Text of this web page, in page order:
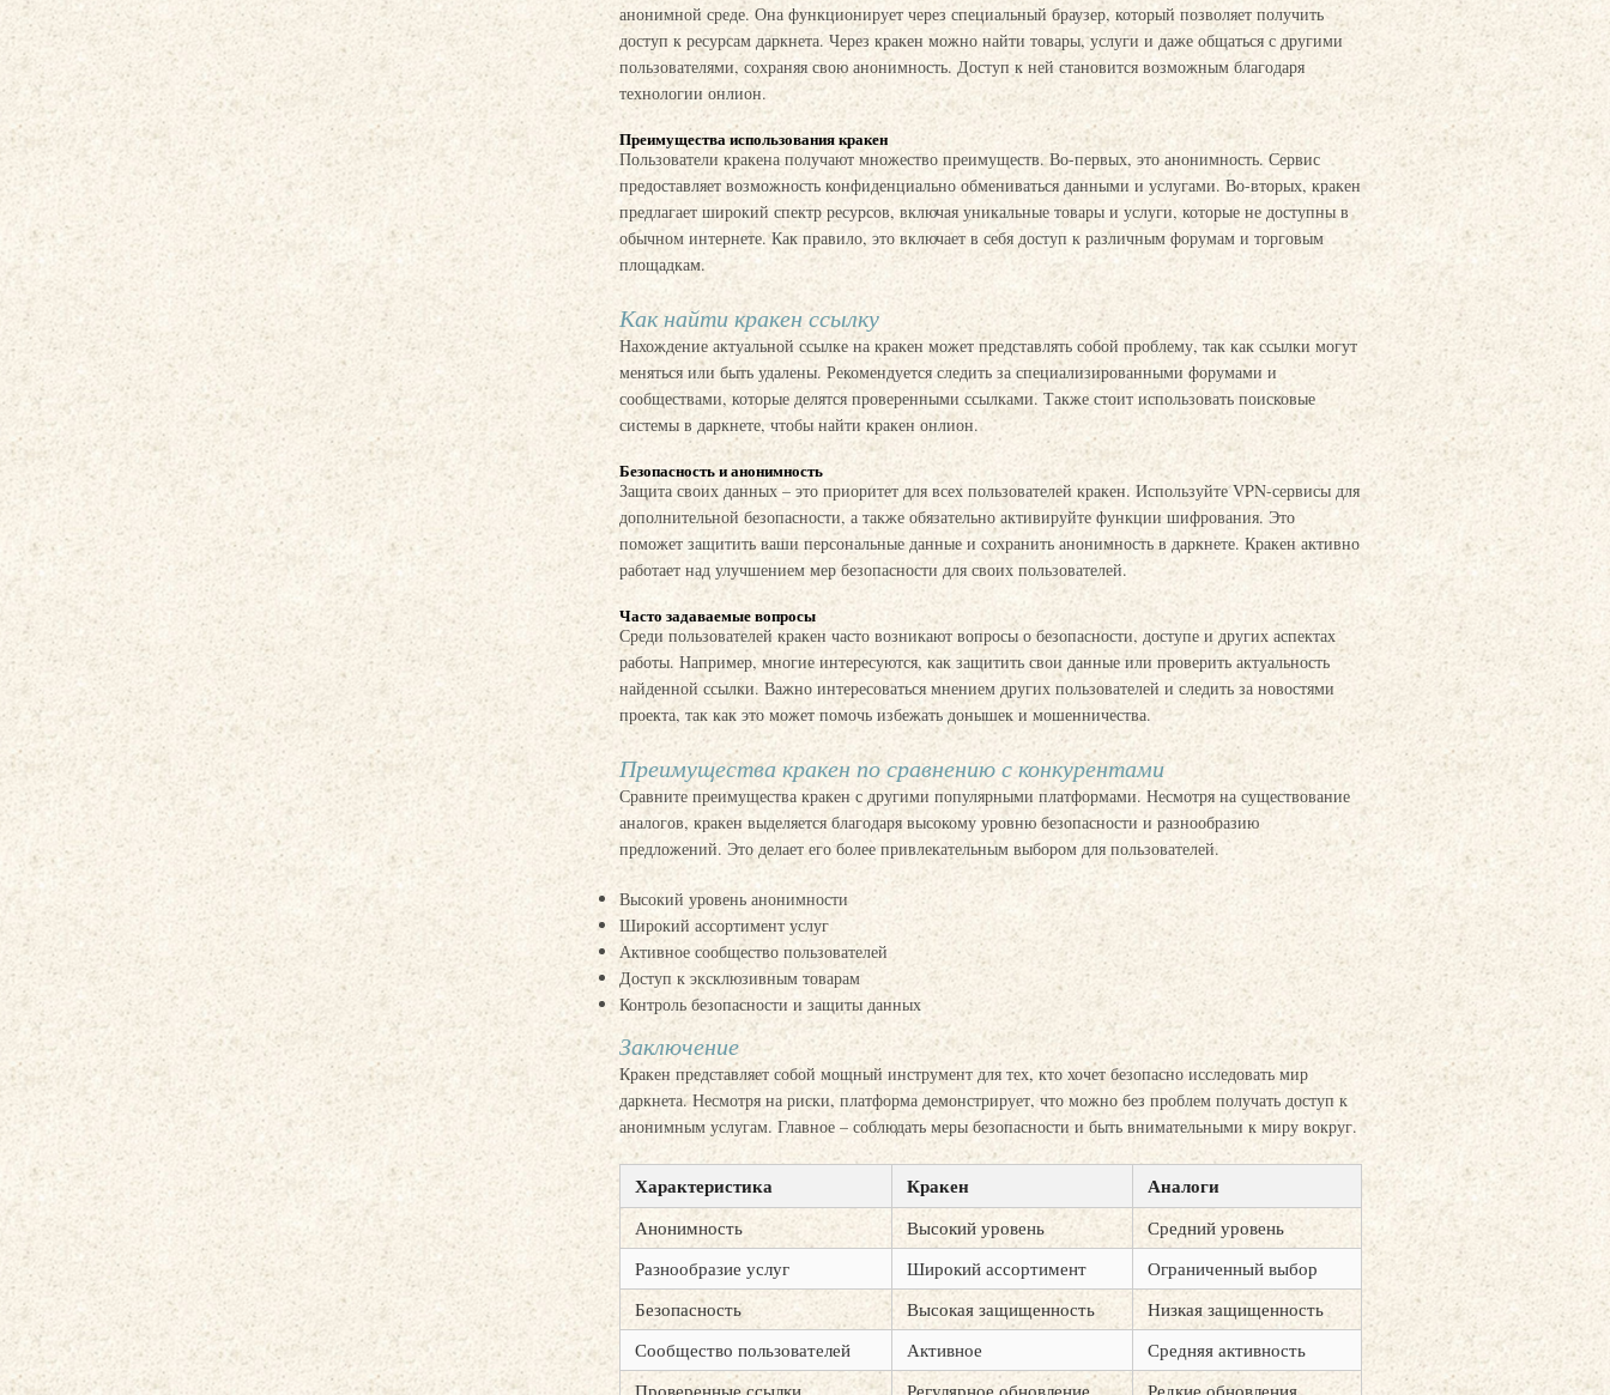
анонимной среде. Она функционирует через специальный браузер, который позволяет получить
доступ к ресурсам даркнета. Через кракен можно найти товары, услуги и даже общаться с другими
пользователями, сохраняя свою анонимность. Доступ к ней становится возможным благодаря
технологии онлион.
Преимущества использования кракен
Пользователи кракена получают множество преимуществ. Во-первых, это анонимность. Сервис
предоставляет возможность конфиденциально обмениваться данными и услугами. Во-вторых, кракен
предлагает широкий спектр ресурсов, включая уникальные товары и услуги, которые не доступны в
обычном интернете. Как правило, это включает в себя доступ к различным форумам и торговым
площадкам.
Как найти кракен ссылку
Нахождение актуальной ссылке на кракен может представлять собой проблему, так как ссылки могут
меняться или быть удалены. Рекомендуется следить за специализированными форумами и
сообществами, которые делятся проверенными ссылками. Также стоит использовать поисковые
системы в даркнете, чтобы найти кракен онлион.
Безопасность и анонимность
Защита своих данных – это приоритет для всех пользователей кракен. Используйте VPN-сервисы для
дополнительной безопасности, а также обязательно активируйте функции шифрования. Это
поможет защитить ваши персональные данные и сохранить анонимность в даркнете. Кракен активно
работает над улучшением мер безопасности для своих пользователей.
Часто задаваемые вопросы
Среди пользователей кракен часто возникают вопросы о безопасности, доступе и других аспектах
работы. Например, многие интересуются, как защитить свои данные или проверить актуальность
найденной ссылки. Важно интересоваться мнением других пользователей и следить за новостями
проекта, так как это может помочь избежать донышек и мошенничества.
Преимущества кракен по сравнению с конкурентами
Сравните преимущества кракен с другими популярными платформами. Несмотря на существование
аналогов, кракен выделяется благодаря высокому уровню безопасности и разнообразию
предложений. Это делает его более привлекательным выбором для пользователей.
Высокий уровень анонимности
Широкий ассортимент услуг
Активное сообщество пользователей
Доступ к эксклюзивным товарам
Контроль безопасности и защиты данных
Заключение
Кракен представляет собой мощный инструмент для тех, кто хочет безопасно исследовать мир
даркнета. Несмотря на риски, платформа демонстрирует, что можно без проблем получать доступ к
анонимным услугам. Главное – соблюдать меры безопасности и быть внимательными к миру вокруг.
Характеристика Кракен Аналоги
Анонимность Высокий уровень
Средний уровень
Разнообразие услуг
Широкий ассортимент
Ограниченный выбор
Безопасность
Высокая защищенность
Низкая защищенность
Сообщество пользователей
Активное
Средняя активность
Проверенные ссылки
Регулярное обновление Редкие обновления